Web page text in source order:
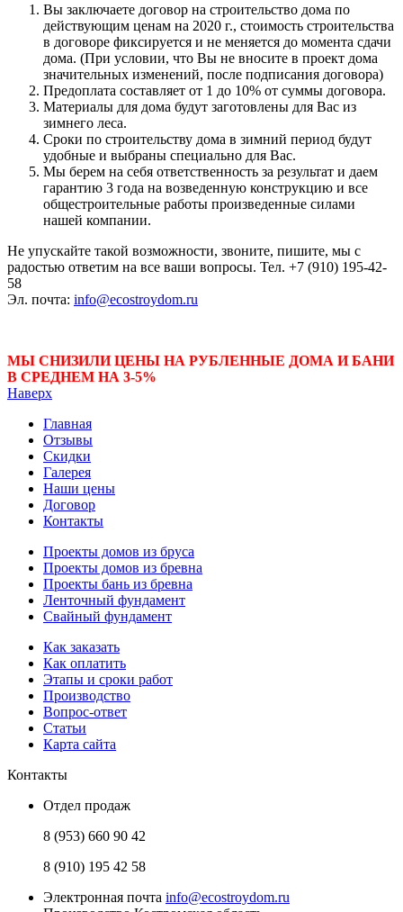
Вы заключаете договор на строительство дома по
действующим ценам на 2020 г., стоимость строительства
в договоре фиксируется и не меняется до момента сдачи
дома. (При условии, что Вы не вносите в проект дома
значительных изменений, после подписания договора)
Предоплата составляет от 1 до 10% от суммы договора.
Материалы для дома будут заготовлены для Вас из
зимнего леса.
Сроки по строительству дома в зимний период будут
удобные и выбраны специально для Вас.
Мы берем на себя ответственность за результат и даем
гарантию 3 года на возведенную конструкцию и все
общестроительные работы произведенные силами
нашей компании.
Не упускайте такой возможности, звоните, пишите, мы с
радостью ответим на все ваши вопросы. Тел. +7 (910) 195-42-
58
Эл. почта: info@ecostroydom.ru
МЫ СНИЗИЛИ ЦЕНЫ НА РУБЛЕННЫЕ ДОМА И БАНИ
В СРЕДНЕМ НА 3-5%
Наверх
Главная
Отзывы
Скидки
Галерея
Наши цены
Договор
Контакты
Проекты домов из бруса
Проекты домов из бревна
Проекты бань из бревна
Ленточный фундамент
Свайный фундамент
Как заказать
Как оплатить
Этапы и сроки работ
Производство
Вопрос-ответ
Статьи
Карта сайта
Контакты
Отдел продаж
8 (953) 660 90 42
8 (910) 195 42 58
Электронная почта info@ecostroydom.ru